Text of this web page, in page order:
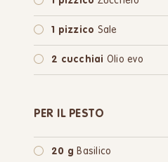
1 pizzico Sale
2 cucchiai Olio evo
PER IL PESTO
20 g Basilico